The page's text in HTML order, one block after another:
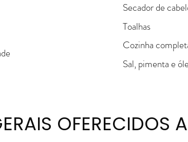
Secador de
Toalhas
Cozinha
Sal, pimenta e
OFERECIDOS